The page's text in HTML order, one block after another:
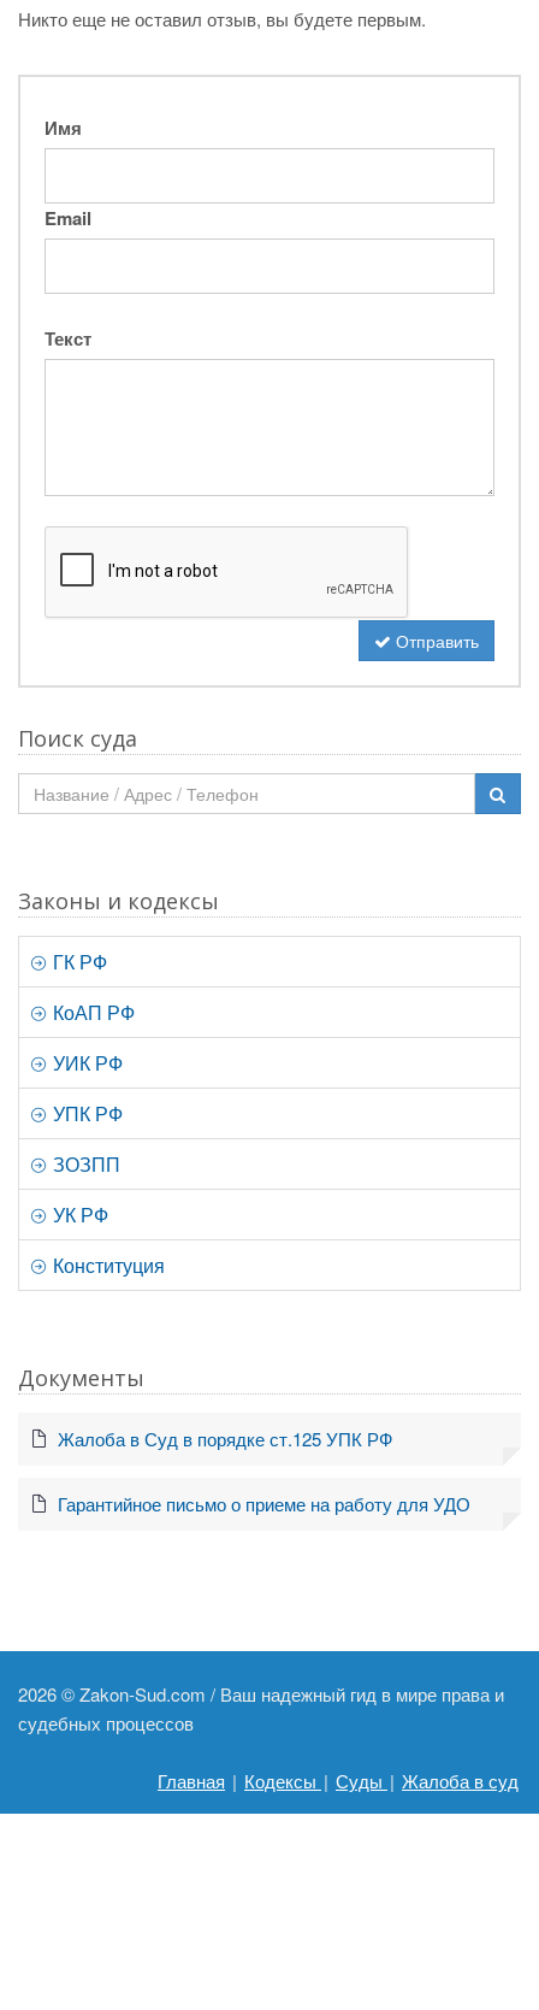
Никто еще не оставил отзыв, вы будете первым.
Имя
Email
Текст
Отправить
Поиск суда
Законы и кодексы
ГК РФ
КоАП РФ
УИК РФ
УПК РФ
ЗОЗПП
УК РФ
Конституция
Документы
Жалоба в Суд в порядке ст.125 УПК РФ
Гарантийное письмо о приеме на работу для УДО
2026 ©Zakon-Sud.com / Ваш надежный гид в мире права и
судебных процессов
Главная | Кодексы | Суды | Жалоба в суд